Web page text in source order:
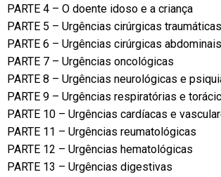
PARTE 4 – O doente idoso e a criança
PARTE 5 – Urgências cirúrgicas traumáticas
PARTE 6 – Urgências cirúrgicas
PARTE 7 – Urgências oncológicas
PARTE 8 – Urgências neurológicas e
PARTE 9 – Urgências respiratórias e
PARTE 10 – Urgências cardíacas e
PARTE 11 – Urgências reumatológicas
PARTE 12 – Urgências hematológicas
PARTE 13 – Urgências digestivas